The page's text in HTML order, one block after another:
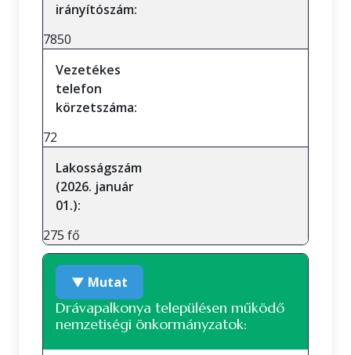
irányítószám:
7850
Vezetékes
telefon
körzetszáma:
72
Lakosságszám
(2026. január
01.):
275 fő
▼ Mutat
Drávapalkonya településen működő
nemzetiségi önkormányzatok: